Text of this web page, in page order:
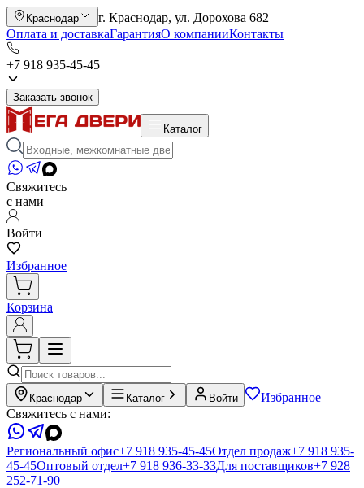
Краснодар
г. Краснодар, ул. Дорохова 682
Оплата и доставкаГарантияО компанииКонтакты
+7 918 935-45-45
Заказать звонок
Каталог
Свяжитесь
с нами
Войти
Избранное
Корзина
Краснодар Каталог Войти
Избранное
Свяжитесь с нами:
Региональный офис+7 918 935-45-45Отдел продаж+7 918 935-
45-45Оптовый отдел+7 918 936-33-33Для поставщиков+7 928
252-71-90